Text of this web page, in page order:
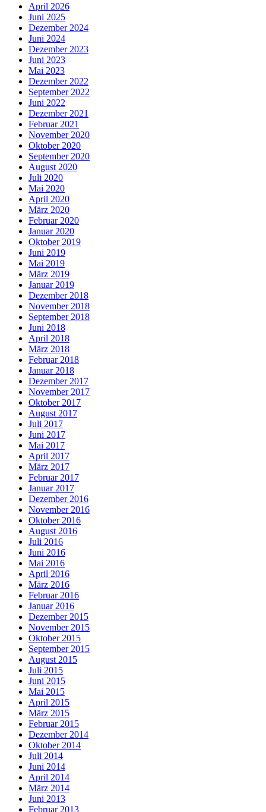
April 2026
Juni 2025
Dezember 2024
Juni 2024
Dezember 2023
Juni 2023
Mai 2023
Dezember 2022
September 2022
Juni 2022
Dezember 2021
Februar 2021
November 2020
Oktober 2020
September 2020
August 2020
Juli 2020
Mai 2020
April 2020
März 2020
Februar 2020
Januar 2020
Oktober 2019
Juni 2019
Mai 2019
März 2019
Januar 2019
Dezember 2018
November 2018
September 2018
Juni 2018
April 2018
März 2018
Februar 2018
Januar 2018
Dezember 2017
November 2017
Oktober 2017
August 2017
Juli 2017
Juni 2017
Mai 2017
April 2017
März 2017
Februar 2017
Januar 2017
Dezember 2016
November 2016
Oktober 2016
August 2016
Juli 2016
Juni 2016
Mai 2016
April 2016
März 2016
Februar 2016
Januar 2016
Dezember 2015
November 2015
Oktober 2015
September 2015
August 2015
Juli 2015
Juni 2015
Mai 2015
April 2015
März 2015
Februar 2015
Dezember 2014
Oktober 2014
Juli 2014
Juni 2014
April 2014
März 2014
Juni 2013
Februar 2013